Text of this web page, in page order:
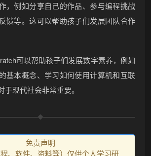
，例如分享自己的作品、参与编程挑战
馈等。这可以帮助孩子们发展团队合作
可以帮助孩子们发展数字素养，例如
基本概念、学习如何使用计算机和互联
于现代社会非常重要。
免责声明
、软件、资料等）仅供个人学习研